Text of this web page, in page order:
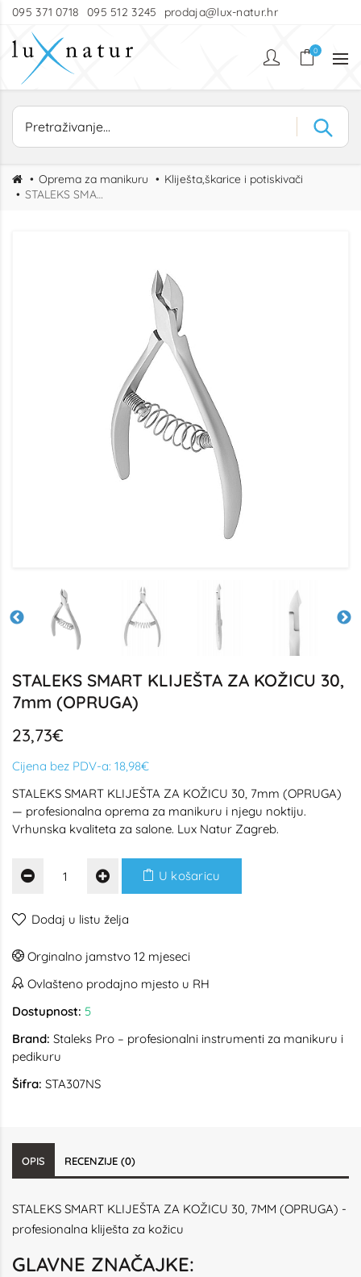
095 371 0718 095 512 3245 prodaja@lux-natur.hr
0
Oprema za manikuru
Kliješta,škarice i potiskivači
STALEKS SMART KLIJEŠTA ZA KOŽICU 30, 7mm (OPRUGA)
STALEKS SMART KLIJEŠTA ZA KOŽICU 30,
7mm (OPRUGA)
23,73€
Cijena bez PDV-a: 18,98€
STALEKS SMART KLIJEŠTA ZA KOŽICU 30, 7mm (OPRUGA)
— profesionalna oprema za manikuru i njegu noktiju.
Vrhunska kvaliteta za salone. Lux Natur Zagreb.
U košaricu
Dodaj u listu želja
Orginalno jamstvo 12 mjeseci
Ovlašteno prodajno mjesto u RH
Dostupnost: 5
Brand: Staleks Pro – profesionalni instrumenti za manikuru i
pedikuru
Šifra: STA307NS
OPIS RECENZIJE (0)
STALEKS SMART KLIJEŠTA ZA KOŽICU 30, 7MM (OPRUGA) -
profesionalna kliješta za kožicu
GLAVNE ZNAČAJKE: